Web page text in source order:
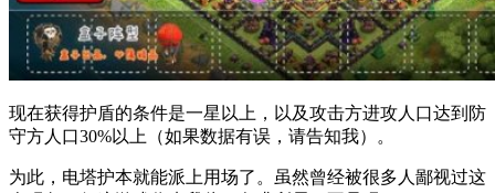
现在获得护盾的条件是一星以上，以及攻击方进攻人口达到防
守方人口30%以上（如果数据有误，请告知我）。
为此，电塔护本就能派上用场了。虽然曾经被很多人鄙视过这